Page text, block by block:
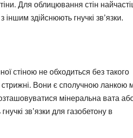
Для облицювання стін
здійснюють гнучкі зв’язки.
стіною не обходиться без такого
стрижні. Вони є сполучною ланкою
мінеральна вата
зв’язки для газобетону в